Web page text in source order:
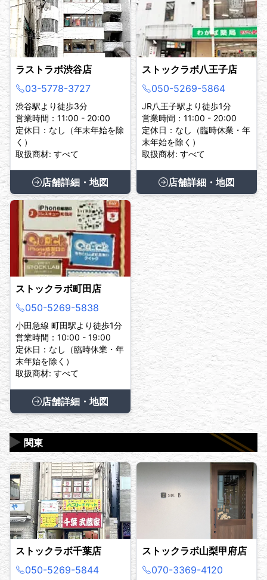
ラストラボ渋谷店
03-5778-3727
渋谷駅より徒歩3分
営業時間：11:00 - 20:00
定休日：なし（年末年始を除
く）
取扱商材: すべて
店舗詳細・地図
ストックラボ八王子店
050-5269-5864
JR八王子駅より徒歩1分
営業時間：11:00 - 20:00
定休日：なし（臨時休業・年
末年始を除く）
取扱商材: すべて
店舗詳細・地図
ストックラボ町田店
050-5269-5838
小田急線 町田駅より徒歩1分
営業時間：10:00 - 19:00
定休日：なし（臨時休業・年
末年始を除く）
取扱商材: すべて
店舗詳細・地図
関東
▶
ストックラボ千葉店
050-5269-5844
ストックラボ山梨甲府店
070-3369-4120